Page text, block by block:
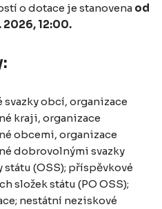
o dotace je stanovena od
2026, 12:00.
obcí, organizace
kraji, organizace
obcemi, organizace
dobrovolnými svazky
(OSS); příspěvkové
složek státu (PO OSS);
nestátní neziskové